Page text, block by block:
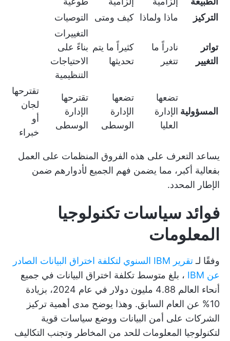
التركيز
ماذا ولماذا كيف ومتى التوصيات
تواتر
التغيير
نادراً ما
تتغير
كثيراً ما يتم
تحديثها
التغييرات
بناءً على
الاحتياجات
التنظيمية
المسؤولية
تضعها
الإدارة
العليا
تضعها
الإدارة
الوسطى
تقترحها
الإدارة
الوسطى
تقترحها
لجان
أو
خبراء
يساعد التعرف على هذه الفروق المنظمات على العمل
بفعالية أكبر، مما يضمن فهم الجميع لأدوارهم ضمن
الإطار المحدد.
فوائد سياسات تكنولوجيا
المعلومات
وفقًا لـ
تقرير IBM السنوي لتكلفة اختراق البيانات الصادر
عن IBM
، بلغ متوسط تكلفة اختراق البيانات في جميع
أنحاء العالم 4.88 مليون دولار في عام 2024، بزيادة
10% عن العام السابق. وهذا يوضح مدى أهمية تركيز
الشركات على أمن البيانات ووضع سياسات قوية
لتكنولوجيا المعلومات للحد من المخاطر وتجنب التكاليف